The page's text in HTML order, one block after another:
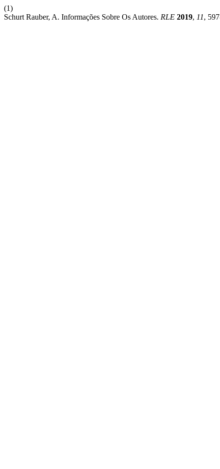
(1)
Schurt Rauber, A. Informações Sobre Os Autores. RLE 2019, 11,